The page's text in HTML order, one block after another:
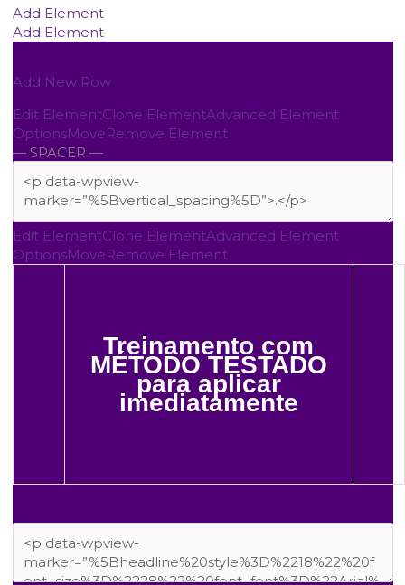
Add Element
Add Element
Add New Row
Edit ElementClone ElementAdvanced Element
OptionsMoveRemove Element
— SPACER —
Edit ElementClone ElementAdvanced Element
OptionsMoveRemove Element
Treinamento com
MÉTODO TESTADO
para aplicar
imediatamente